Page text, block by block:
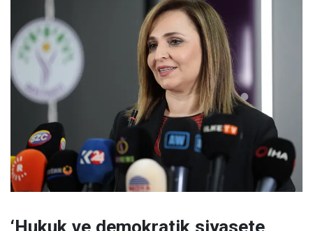
‘Hukuk ve demokratik siyasete